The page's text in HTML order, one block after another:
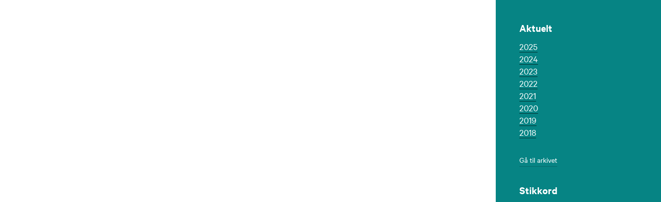
Aktuelt
2025
2024
2023
2022
2021
2020
2019
2018
Gå til arkivet
Stikkord